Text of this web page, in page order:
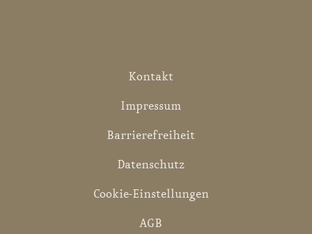
Kontakt
Impressum
Barrierefreiheit
Datenschutz
Cookie-Einstellungen
AGB